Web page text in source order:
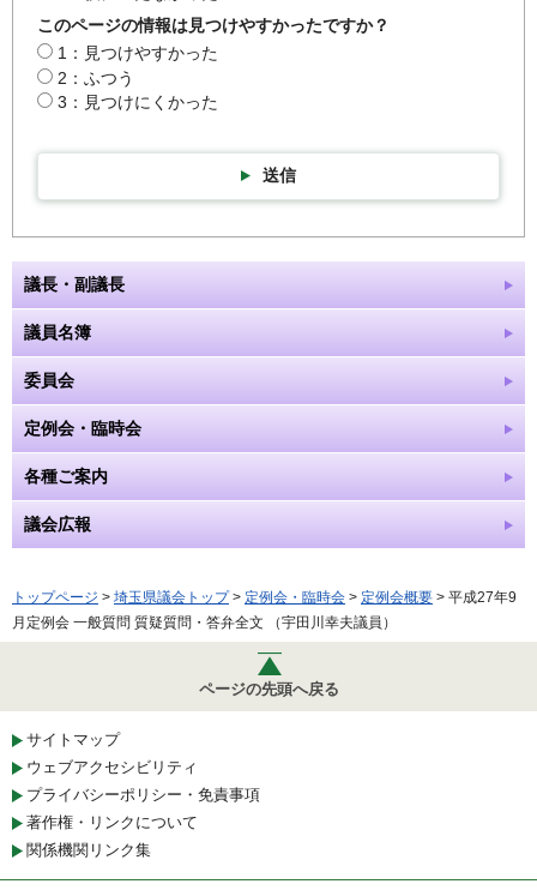
このページの情報は見つけやすかったですか？
1：見つけやすかった
2：ふつう
3：見つけにくかった
送信
議長・副議長
議員名簿
委員会
定例会・臨時会
各種ご案内
議会広報
トップページ > 埼玉県議会トップ> 定例会・臨時会 > 定例会概要 > 平成27年9
月定例会 一般質問 質疑質問・答弁全文 （宇田川幸夫議員）
ページの先頭へ戻る
サイトマップ
ウェブアクセシビリティ
プライバシーポリシー・免責事項
著作権・リンクについて
関係機関リンク集